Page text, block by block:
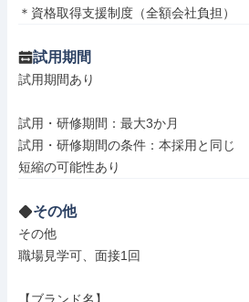
＊資格取得支援制度（全額会社負担）
試用期間
試用期間あり
試用・研修期間：最大3か月
試用・研修期間の条件：本採用と同じ
その他
その他
職場見学可、面接1回